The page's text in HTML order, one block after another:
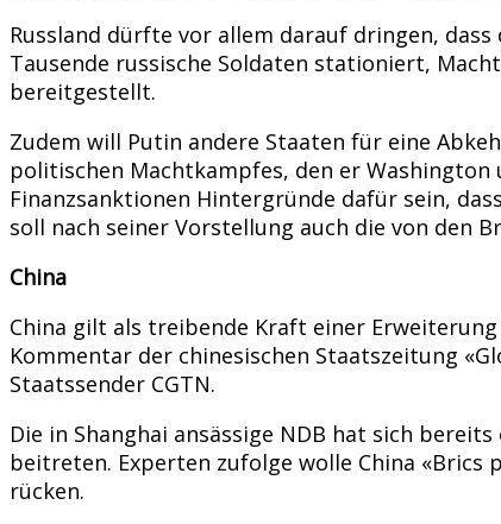
Russland dürfte vor allem darauf dringen,
Tausende russische Soldaten stationiert,
bereitgestellt.
Zudem will Putin andere Staaten für eine
politischen Machtkampfes, den er
Finanzsanktionen Hintergründe dafür sein,
soll nach seiner Vorstellung auch die von den
China
China gilt als treibende Kraft einer
Kommentar der chinesischen Staatszeitung
Staatssender CGTN.
Die in Shanghai ansässige NDB hat sich
beitreten. Experten zufolge wolle China
rücken.